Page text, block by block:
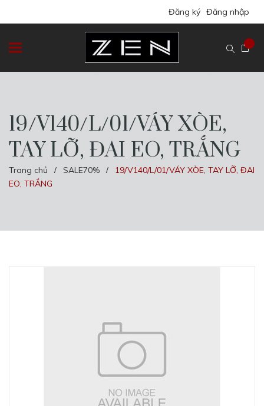
Đăng ký Đăng nhập
19/V140/L/01/VÁY XÒE,
TAY LỠ, ĐAI EO, TRẮNG
Trang chủ / SALE70% /
19/V140/L/01/VÁY XÒE, TAY LỠ, ĐAI
EO, TRẮNG